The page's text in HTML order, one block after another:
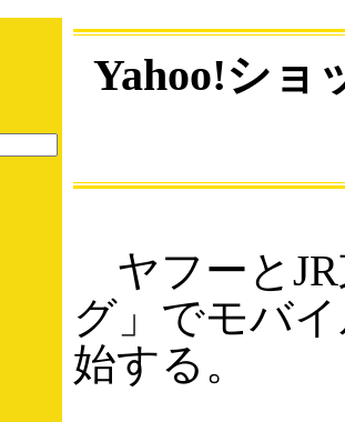
Yahoo!ショ
ヤフーとJR
グ」でモバ
始する。